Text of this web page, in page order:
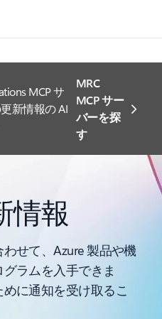
MCP サ
新情報の AI
MRC
MCP サー
バーを探
す
情報
せて、Azure 製品や機
ラムを入手できま
に通知を受け取るこ